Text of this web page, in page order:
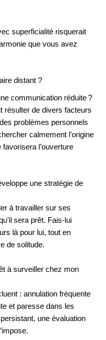
superficialité risquerait
que vous avez
distant ?
communication réduite ?
résulter de divers facteurs
problèmes personnels
calmement l’origine
l’ouverture
une stratégie de
à travailler sur ses
sera prêt. Fais-lui
là pour lui, tout en
de solitude.
à surveiller chez mon
: annulation fréquente
et paresse dans les
une évaluation